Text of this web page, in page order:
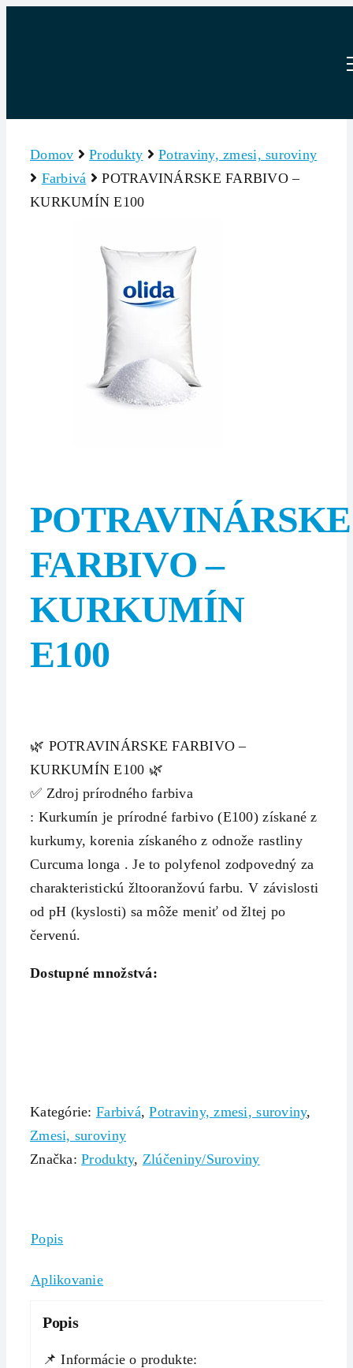
Domov Produkty
Potraviny, zmesi, suroviny
Farbivá
POTRAVINÁRSKE FARBIVO –
KURKUMÍN E100
POTRAVINÁRSKE
FARBIVO –
KURKUMÍN
E100
🌿 POTRAVINÁRSKE FARBIVO –
KURKUMÍN E100 🌿
✅ Zdroj prírodného farbiva
: Kurkumín je prírodné farbivo (E100) získané z
kurkumy, korenia získaného z odnože rastliny
Curcuma longa . Je to polyfenol zodpovedný za
charakteristickú žltooranžovú farbu. V závislosti
od pH (kyslosti) sa môže meniť od žltej po
červenú.
Dostupné množstvá:
Kategórie: Farbivá,Potraviny, zmesi, suroviny,
Zmesi, suroviny
Značka:Produkty, Zlúčeniny/Suroviny
Popis
Aplikovanie
Popis
📌 Informácie o produkte: